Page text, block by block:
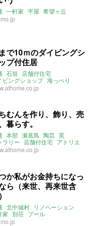
一軒家 平屋 希望ヶ丘
で10ｍのダイビングシ
プ付住居
石垣
店舗付住宅
ビングショップ 海っぺり
むんを作り、飾り、売
暮らす。
本部 瀬底島 陶芸 窯
ラリー 店舗付住宅 アトリエ
か私がお金持ちになっ
ら（来世、再来世含
北中城村 リノベーション
家 別荘 プール